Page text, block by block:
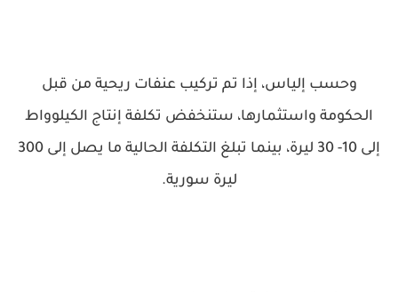
وحسب إلياس، إذا تم تركيب عنفات ريحية من قبل
الحكومة واستثمارها، ستنخفض تكلفة إنتاج الكيلوواط
إلى 10- 30 ليرة، بينما تبلغ التكلفة الحالية ما يصل إلى 300
ليرة سورية.